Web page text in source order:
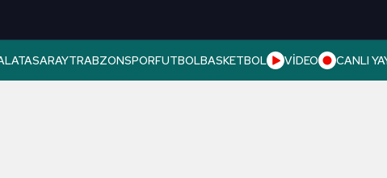
TRABZONSPORFUTBOLBASKETBOL VİDEO CANLI